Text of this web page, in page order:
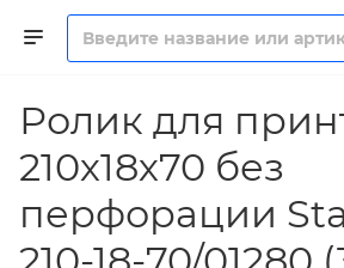
Ролик для
210х18х70 без
перфорации